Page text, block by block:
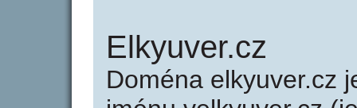
Elkyuver.cz
Doména elkyuver.cz